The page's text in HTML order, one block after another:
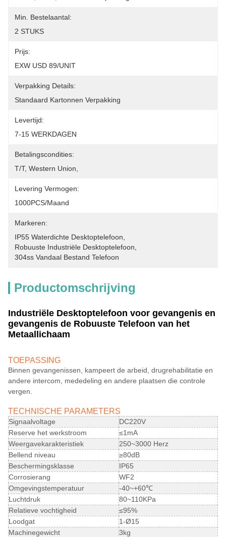
Min. Bestelaantal:
2 STUKS
Prijs:
EXW USD 89/UNIT
Verpakking Details:
Standaard Kartonnen Verpakking
Levertijd:
7-15 WERKDAGEN
Betalingscondities:
T/T, Western Union,
Levering Vermogen:
1000PCS/maand
Markeren:
IP55 Waterdichte Desktoptelefoon
Robuuste Industriële Desktoptelefoon
304ss Vandaal Bestand Telefoon
Productomschrijving
Industriële Desktoptelefoon voor gevangenis en
gevangenis de Robuuste Telefoon van het
Metaallichaam
TOEPASSING
Binnen gevangenissen, kampeert de arbeid, drugrehabilitatie en
andere intercom, mededeling en andere plaatsen die controle
vergen.
TECHNISCHE PARAMETERS
Signaalvoltage
DC220V
Reserve het werkstroom
≤1mA
Weergavekarakteristiek
250~3000 Herz
Bellend niveau
≥80dB
Beschermingsklasse
IP65
Corrosierang
WF2
Omgevingstemperatuur
-40~+60℃
Luchtdruk
80~110KPa
Relatieve vochtigheid
≤95%
Loodgat
1-Ø15
Machinegewicht
3kg